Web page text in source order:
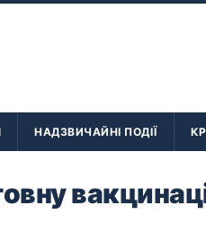
НАДЗВИЧАЙНІ ПОДІЇ